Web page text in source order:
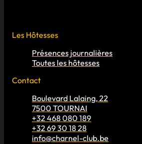
Les Hôtesses
Présences journalières
Toutes les hôtesses
Contact
Boulevard Lalaing, 22
7500 TOURNAI
+32 468 080 189
+32 69 30 18 28
info@charnel-club.be